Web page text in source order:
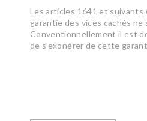
Les articles 1641 et suivants
garantie des vices cachés ne
Conventionnellement il est
de s’exonérer de cette